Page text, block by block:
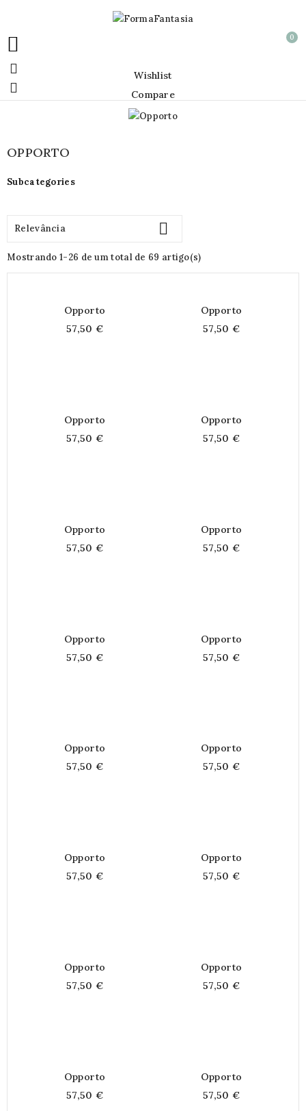
 0
 Wishlist
 Compare
OPPORTO
Subcategories
Relevância 
Mostrando 1-26 de um total de 69 artigo(s)
Opporto
57,50 €
Opporto
57,50 €
Opporto
57,50 €
Opporto
57,50 €
Opporto
57,50 €
Opporto
57,50 €
Opporto
57,50 €
Opporto
57,50 €
Opporto
57,50 €
Opporto
57,50 €
Opporto
57,50 €
Opporto
57,50 €
Opporto
57,50 €
Opporto
57,50 €
Opporto
57,50 €
Opporto
57,50 €